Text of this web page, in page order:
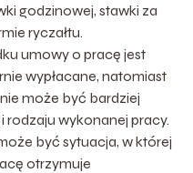
godzinowej, stawki za
ryczałtu.
umowy o pracę jest
wypłacane, natomiast
może być bardziej
rodzaju wykonanej pracy.
być sytuacja, w której
otrzymuje